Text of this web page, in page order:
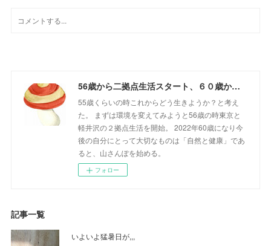
56歳から二拠点生活スタート、６０歳からの山さんぽ
55歳くらいの時これからどう生きようか？と考え
た。 まずは環境を変えてみようと56歳の時東京と
軽井沢の２拠点生活を開始。 2022年60歳になり今
後の自分にとって大切なものは「自然と健康」であ
ると、山さんぽを始める。
フォロー
記事一覧
いよいよ猛暑日が,,,